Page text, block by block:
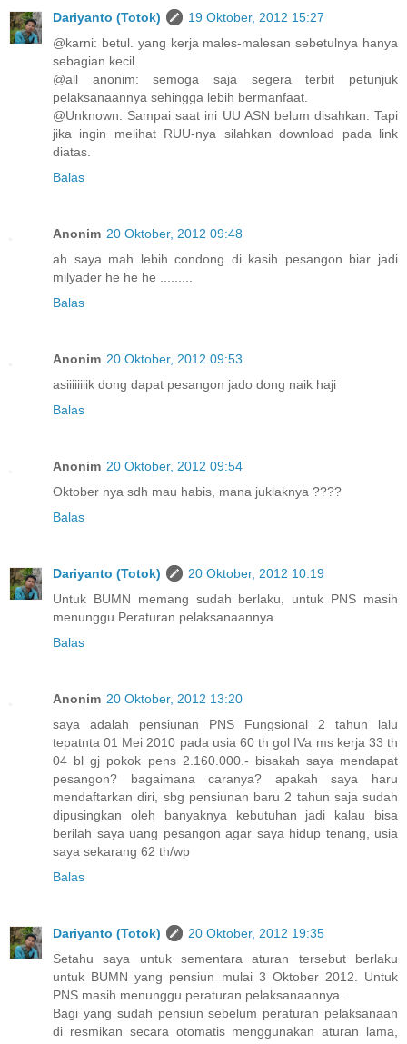
Dariyanto (Totok)
19 Oktober, 2012 15:27
@karni: betul. yang kerja males-malesan sebetulnya hanya
sebagian kecil.
@all anonim: semoga saja segera terbit petunjuk
pelaksanaannya sehingga lebih bermanfaat.
@Unknown: Sampai saat ini UU ASN belum disahkan. Tapi
jika ingin melihat RUU-nya silahkan download pada link
diatas.
Balas
Anonim 20 Oktober, 2012 09:48
ah saya mah lebih condong di kasih pesangon biar jadi
milyader he he he .........
Balas
Anonim 20 Oktober, 2012 09:53
asiiiiiiiik dong dapat pesangon jado dong naik haji
Balas
Anonim 20 Oktober, 2012 09:54
Oktober nya sdh mau habis, mana juklaknya ????
Balas
Dariyanto (Totok)
20 Oktober, 2012 10:19
Untuk BUMN memang sudah berlaku, untuk PNS masih
menunggu Peraturan pelaksanaannya
Balas
Anonim 20 Oktober, 2012 13:20
saya adalah pensiunan PNS Fungsional 2 tahun lalu
tepatnta 01 Mei 2010 pada usia 60 th gol IVa ms kerja 33 th
04 bl gj pokok pens 2.160.000.- bisakah saya mendapat
pesangon? bagaimana caranya? apakah saya haru
mendaftarkan diri, sbg pensiunan baru 2 tahun saja sudah
dipusingkan oleh banyaknya kebutuhan jadi kalau bisa
berilah saya uang pesangon agar saya hidup tenang, usia
saya sekarang 62 th/wp
Balas
Dariyanto (Totok)
20 Oktober, 2012 19:35
Setahu saya untuk sementara aturan tersebut berlaku
untuk BUMN yang pensiun mulai 3 Oktober 2012. Untuk
PNS masih menunggu peraturan pelaksanaannya.
Bagi yang sudah pensiun sebelum peraturan pelaksanaan
di resmikan secara otomatis menggunakan aturan lama,